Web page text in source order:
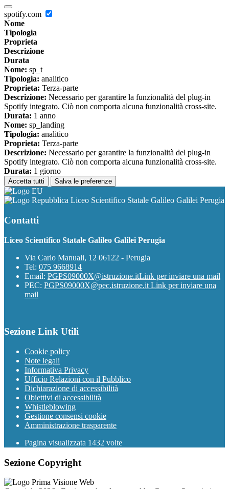
spotify.com
Nome
Tipologia
Proprieta
Descrizione
Durata
Nome: sp_t
Tipologia: analitico
Proprieta: Terza-parte
Descrizione: Necessario per garantire la funzionalità del plug-in
Spotify integrato. Ciò non comporta alcuna funzionalità cross-site.
Durata: 1 anno
Nome: sp_landing
Tipologia: analitico
Proprieta: Terza-parte
Descrizione: Necessario per garantire la funzionalità del plug-in
Spotify integrato. Ciò non comporta alcuna funzionalità cross-site.
Durata: 1 giorno
Accetta tutti Salva le preferenze
Liceo Scientifico Statale Galileo Galilei Perugia
Contatti
Liceo Scientifico Statale Galileo Galilei Perugia
Via Carlo Manuali, 12 06122 - Perugia
Tel: 075 9668914
Email: PGPS09000X@istruzione.itLink per inviare una mail
PEC: PGPS09000X@pec.istruzione.it Link per inviare una
mail
Sezione Link Utili
Cookie policy
Note legali
Informativa Privacy
Ufficio Relazioni con il Pubblico
Dichiarazione di accessibilità
Obiettivi di accessibilità
Whistleblowing
Gestione consensi cookie
Amministrazione trasparente
Pagina visualizzata 1432 volte
Sezione Copyright